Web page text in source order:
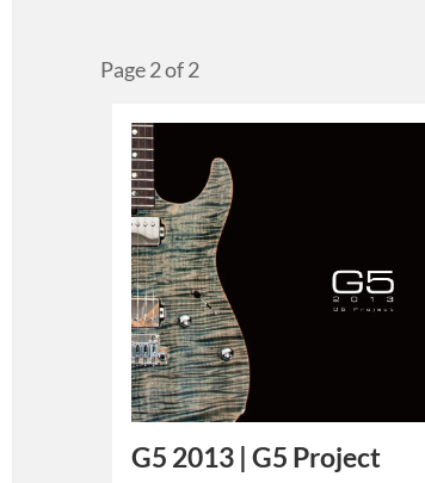
Page 2 of 2
G5 2013 | G5 Project